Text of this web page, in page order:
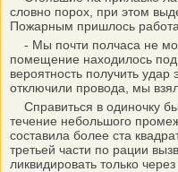
словно порох, при этом
Пожарным пришлось
- Мы почти полчаса не
помещение находилось
вероятность получить удар
отключили провода, мы
Справиться в одиночку
течение небольшого
составила более ста
третьей части по рации
ликвидировать только через